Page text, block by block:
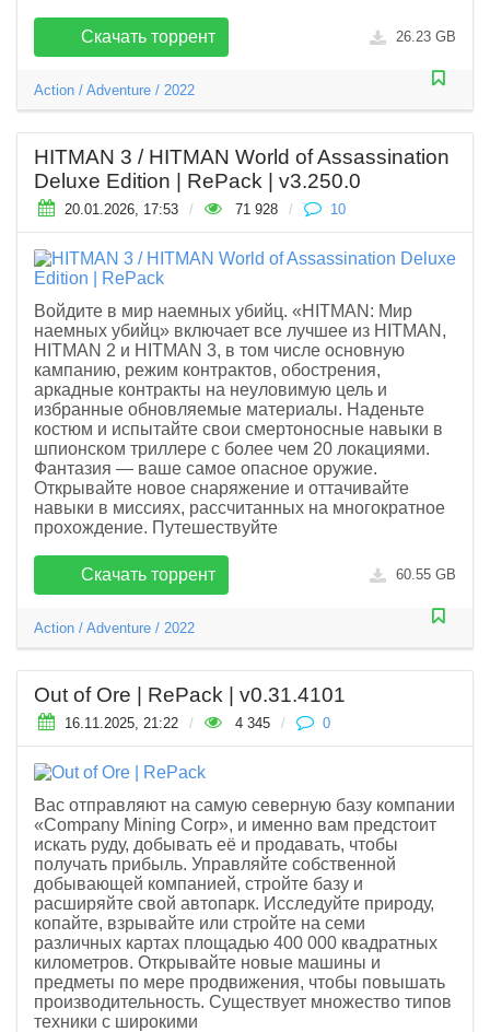
Скачать торрент 26.23 GB
Action / Adventure / 2022
HITMAN 3 / HITMAN World of Assassination
Deluxe Edition | RePack | v3.250.0
20.01.2026, 17:53 / 71 928 / 10
Войдите в мир наемных убийц. «HITMAN: Мир
наемных убийц» включает все лучшее из HITMAN,
HITMAN 2 и HITMAN 3, в том числе основную
кампанию, режим контрактов, обострения,
аркадные контракты на неуловимую цель и
избранные обновляемые материалы. Наденьте
костюм и испытайте свои смертоносные навыки в
шпионском триллере с более чем 20 локациями.
Фантазия — ваше самое опасное оружие.
Открывайте новое снаряжение и оттачивайте
навыки в миссиях, рассчитанных на многократное
прохождение. Путешествуйте
Скачать торрент 60.55 GB
Action / Adventure / 2022
Out of Ore | RePack | v0.31.4101
16.11.2025, 21:22 / 4 345 / 0
Вас отправляют на самую северную базу компании
«Company Mining Corp», и именно вам предстоит
искать руду, добывать её и продавать, чтобы
получать прибыль. Управляйте собственной
добывающей компанией, стройте базу и
расширяйте свой автопарк. Исследуйте природу,
копайте, взрывайте или стройте на семи
различных картах площадью 400 000 квадратных
километров. Открывайте новые машины и
предметы по мере продвижения, чтобы повышать
производительность. Существует множество типов
техники с широкими